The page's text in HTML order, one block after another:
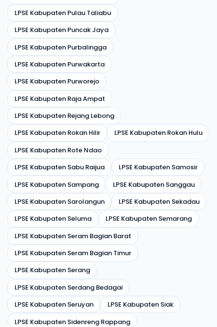
LPSE Kabupaten Pulau Taliabu
LPSE Kabupaten Puncak Jaya
LPSE Kabupaten Purbalingga
LPSE Kabupaten Purwakarta
LPSE Kabupaten Purworejo
LPSE Kabupaten Raja Ampat
LPSE Kabupaten Rejang Lebong
LPSE Kabupaten Rokan Hilir
LPSE Kabupaten Rokan Hulu
LPSE Kabupaten Rote Ndao
LPSE Kabupaten Sabu Raijua
LPSE Kabupaten Samosir
LPSE Kabupaten Sampang
LPSE Kabupaten Sanggau
LPSE Kabupaten Sarolangun
LPSE Kabupaten Sekadau
LPSE Kabupaten Seluma
LPSE Kabupaten Semarang
LPSE Kabupaten Seram Bagian Barat
LPSE Kabupaten Seram Bagian Timur
LPSE Kabupaten Serang
LPSE Kabupaten Serdang Bedagai
LPSE Kabupaten Seruyan
LPSE Kabupaten Siak
LPSE Kabupaten Sidenreng Rappang